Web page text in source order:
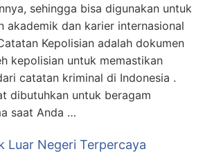
sehingga bisa digunakan untuk
akademik dan karier internasional
Kepolisian adalah dokumen
kepolisian untuk memastikan
catatan kriminal di Indonesia .
dibutuhkan untuk beragam
saat Anda …
Luar Negeri Terpercaya